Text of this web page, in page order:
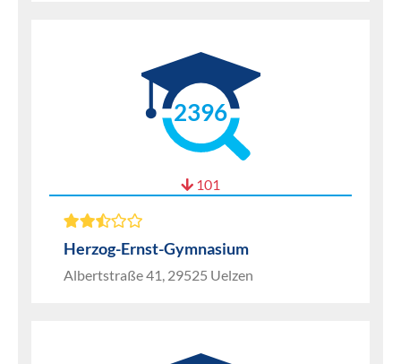
2396
101
Herzog-Ernst-Gymnasium
Albertstraße 41, 29525 Uelzen